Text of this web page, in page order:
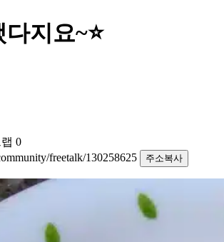
지요~⭐️
0
freetalk/130258625
주소복사